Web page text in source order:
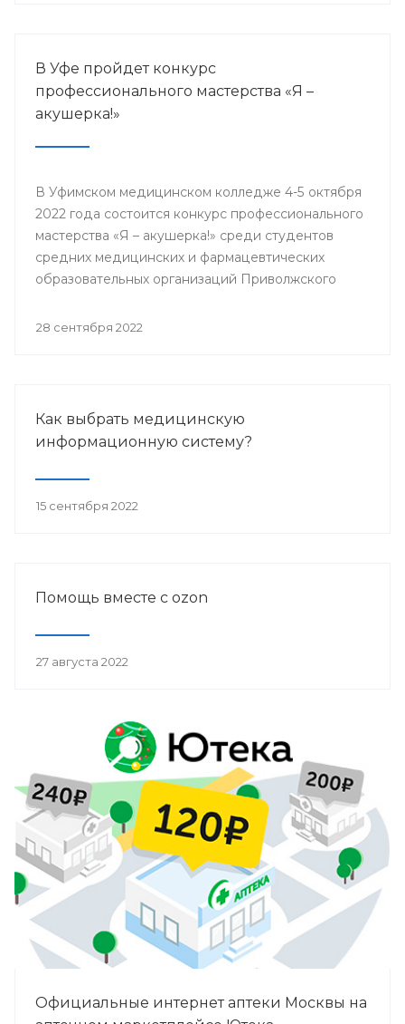
В Уфе пройдет конкурс
профессионального мастерства «Я –
акушерка!»
В Уфимском медицинском колледже 4-5 октября
2022 года состоится конкурс профессионального
мастерства «Я – акушерка!» среди студентов
средних медицинских и фармацевтических
образовательных организаций Приволжского
28 сентября 2022
Как выбрать медицинскую
информационную систему?
15 сентября 2022
Помощь вместе с ozon
27 августа 2022
Официальные интернет аптеки Москвы на